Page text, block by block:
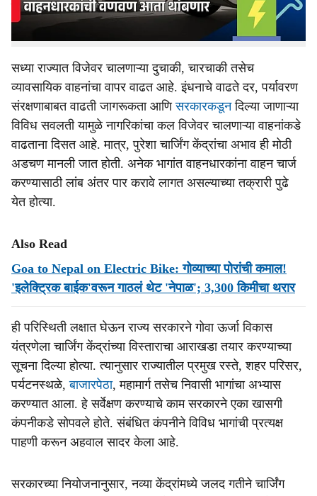
या केंद्रांची संख्या मोठ्या प्रमाणात वाढवण्याचे नियोजन करण्यात
आले आहे.
सध्या राज्यात विजेवर चालणाऱ्या दुचाकी, चारचाकी तसेच
व्यावसायिक वाहनांचा वापर वाढत आहे. इंधनाचे वाढते दर, पर्यावरण
संरक्षणाबाबत वाढती जागरूकता आणिसरकारकडूनदिल्या जाणाऱ्या
विविध सवलती यामुळे नागरिकांचा कल विजेवर चालणाऱ्या वाहनांकडे
वाढताना दिसत आहे. मात्र, पुरेशा चार्जिंग केंद्रांचा अभाव ही मोठी
अडचण मानली जात होती. अनेक भागांत वाहनधारकांना वाहन चार्ज
करण्यासाठी लांब अंतर पार करावे लागत असल्याच्या तक्रारी पुढे
येत होत्या.
Also Read
Goa to Nepal on Electric Bike: गोव्याच्या पोरांची कमाल!
'इलेक्ट्रिक बाईक'वरून गाठलं थेट 'नेपाळ'; 3,300 किमीचा थरार
ही परिस्थिती लक्षात घेऊन राज्य सरकारने गोवा ऊर्जा विकास
यंत्रणेला चार्जिंग केंद्रांच्या विस्ताराचा आराखडा तयार करण्याच्या
सूचना दिल्या होत्या. त्यानुसार राज्यातील प्रमुख रस्ते, शहर परिसर,
पर्यटनस्थळे,बाजारपेठा, महामार्ग तसेच निवासी भागांचा अभ्यास
करण्यात आला. हे सर्वेक्षण करण्याचे काम सरकारने एका खासगी
कंपनीकडे सोपवले होते. संबंधित कंपनीने विविध भागांची प्रत्यक्ष
पाहणी करून अहवाल सादर केला आहे.
सरकारच्या नियोजनानुसार, नव्या केंद्रांमध्ये जलद गतीने चार्जिंग